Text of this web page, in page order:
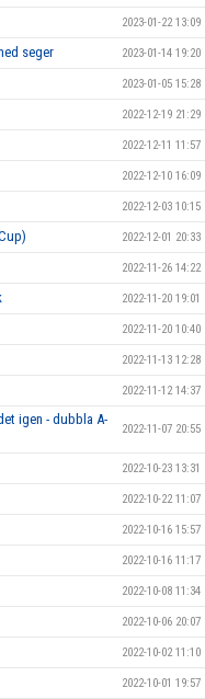
2023-01-22 13:09
seger 2023-01-14 19:20
2023-01-05 15:28
2022-12-19 21:29
2022-12-11 11:57
2022-12-10 16:09
2022-12-03 10:15
2022-12-01 20:33
2022-11-26 14:22
2022-11-20 19:01
2022-11-20 10:40
2022-11-13 12:28
2022-11-12 14:37
igen - dubbla A-
2022-11-07 20:55
2022-10-23 13:31
2022-10-22 11:07
2022-10-16 15:57
2022-10-16 11:17
2022-10-08 11:34
2022-10-06 20:07
2022-10-02 11:10
2022-10-01 19:57